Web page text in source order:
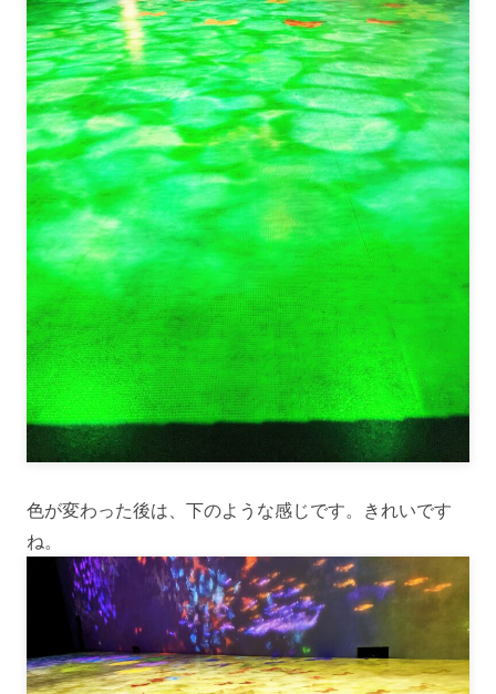
色が変わった後は、下のような感じです。きれいです
ね。